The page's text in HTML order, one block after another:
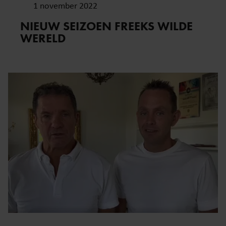
1 november 2022
NIEUW SEIZOEN FREEKS WILDE
WERELD